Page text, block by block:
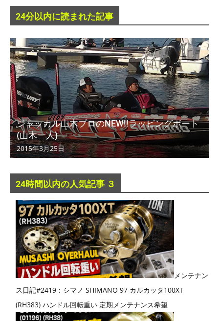
24分以内に読まれた記事
ジャッカル山木プロのNEW!!ラッピングボート
(山木一人)
2015年3月25日
24時間以内の人気記事 ３
メンテナン
ス日記#2419：シマノ SHIMANO 97 カルカッタ100XT
(RH383) ハンドル回転重い 定期メンテナンス希望